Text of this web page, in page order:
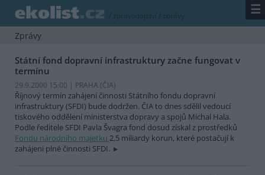
/ zpravodajství / zprávy ☰
Zprávy
Státní fond dopravní infrastruktury začne fungovat v
termínu
29.9.2000 15:00 | PRAHA (ČIA)
Říjnový termín zahájení činnosti Státního fondu dopravní
infrastruktury (SFDI) bude dodržen. ČIA to dnes sdělil vedoucí
tiskového oddělení ministerstva dopravy a spojů Michal Hala.
Podle ředitele SFDI Pavla Švagra fond dosud získal z prostředků
Fondu národního majetku 2,5 miliardy korun, které postačují k
zahájení plné činnosti SFDI.